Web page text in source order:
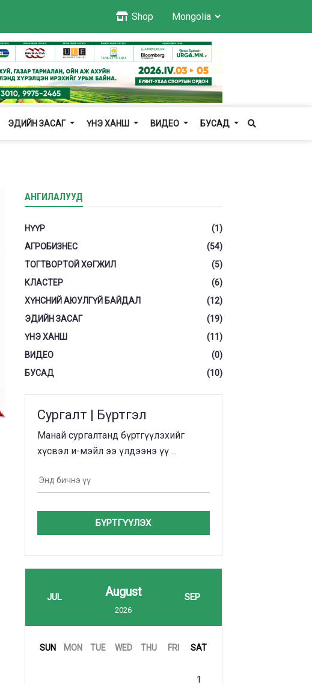
Shop
ЭДИЙН ЗАСАГ ҮНЭ ХАНШ ВИДЕО БУСАД
АНГИЛАЛУУД
НҮҮР
(1)
АГРОБИЗНЕС
(54)
ТОГТВОРТОЙ ХӨГЖИЛ
(5)
КЛАСТЕР
(6)
ХҮНСНИЙ АЮУЛГҮЙ БАЙДАЛ
(12)
ЭДИЙН ЗАСАГ
(19)
ҮНЭ ХАНШ
(11)
ВИДЕО
(0)
БУСАД
(10)
Сургалт | Бүртгэл
Манай сургалтанд бүртгүүлэхийг
хүсвэл и-мэйл ээ үлдээнэ үү ...
БҮРТГҮҮЛЭХ
JUL August
2026
SEP
SUN MON TUE WED THU FRI SAT
1